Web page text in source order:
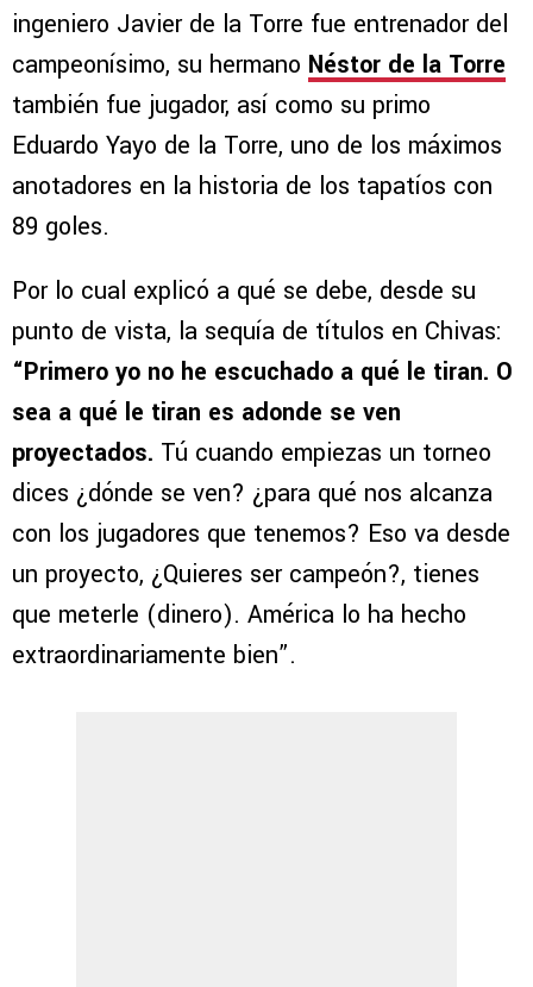
ingeniero Javier de la Torre fue entrenador del
campeonísimo, su hermano Néstor de la Torre
también fue jugador, así como su primo
Eduardo Yayo de la Torre, uno de los máximos
anotadores en la historia de los tapatíos con
89 goles.
Por lo cual explicó a qué se debe, desde su
punto de vista, la sequía de títulos en Chivas:
“Primero yo no he escuchado a qué le tiran. O
sea a qué le tiran es adonde se ven
proyectados. Tú cuando empiezas un torneo
dices ¿dónde se ven? ¿para qué nos alcanza
con los jugadores que tenemos? Eso va desde
un proyecto, ¿Quieres ser campeón?, tienes
que meterle (dinero). América lo ha hecho
extraordinariamente bien”.